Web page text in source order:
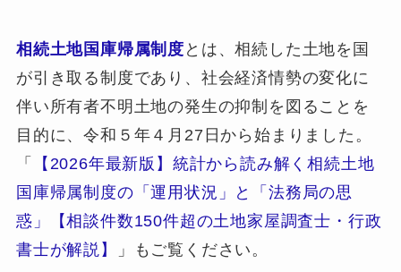
相続土地国庫帰属制度 とは、相続した土地を国
が引き取る制度であり、社会経済情勢の変化に
伴い所有者不明土地の発生の抑制を図ることを
目的に、令和５年４月27日から始まりました。
「
【2026年最新版】統計から読み解く相続土地
国庫帰属制度の「運用状況」と「法務局の思
惑」【相談件数150件超の土地家屋調査士・行政
書士が解説】
」もご覧ください。